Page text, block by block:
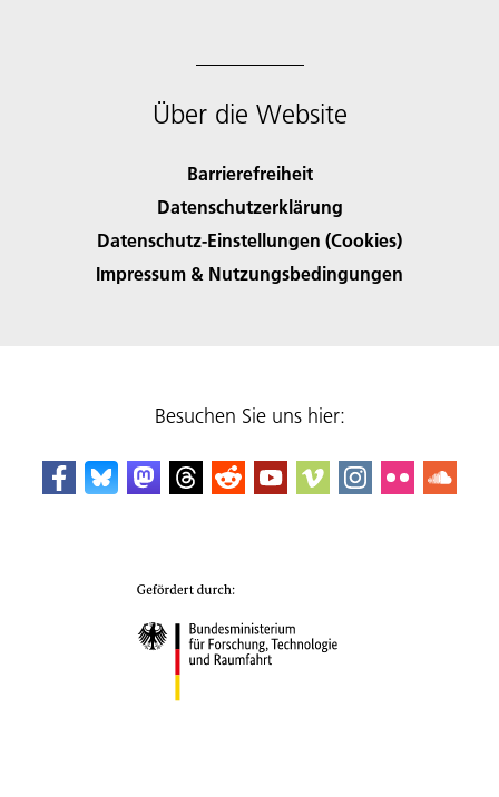
Über die Website
Barrierefreiheit
Datenschutzerklärung
Datenschutz-Einstellungen (Cookies)
Impressum & Nutzungsbedingungen
Besuchen Sie uns hier: